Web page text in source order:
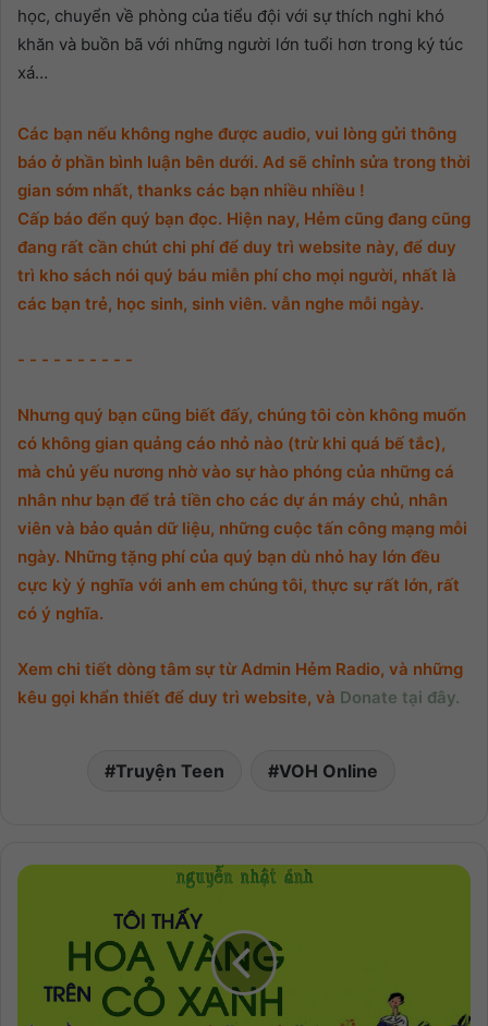
học, chuyển về phòng của tiểu đội với sự thích nghi khó
khăn và buồn bã với những người lớn tuổi hơn trong ký túc
xá…
Các bạn nếu không nghe được audio, vui lòng gửi thông
báo ở phần bình luận bên dưới. Ad sẽ chỉnh sửa trong thời
gian sớm nhất, thanks các bạn nhiều nhiều !
Cấp báo đển quý bạn đọc. Hiện nay, Hẻm cũng đang cũng
đang rất cần chút chi phí để duy trì website này, để duy
trì kho sách nói quý báu miễn phí cho mọi người, nhất là
các bạn trẻ, học sinh, sinh viên. vẫn nghe mỗi ngày.
- - - - - - - - - -
Nhưng quý bạn cũng biết đấy, chúng tôi còn không muốn
có không gian quảng cáo nhỏ nào (trừ khi quá bế tắc),
mà chủ yếu nương nhờ vào sự hào phóng của những cá
nhân như bạn để trả tiền cho các dự án máy chủ, nhân
viên và bảo quản dữ liệu, những cuộc tấn công mạng mỗi
ngày. Những tặng phí của quý bạn dù nhỏ hay lớn đều
cực kỳ ý nghĩa với anh em chúng tôi, thực sự rất lớn, rất
có ý nghĩa.
Xem chi tiết dòng tâm sự từ Admin Hẻm Radio, và những
kêu gọi khẩn thiết để duy trì website, và Donate tại đây.
Truyện Teen VOH Online